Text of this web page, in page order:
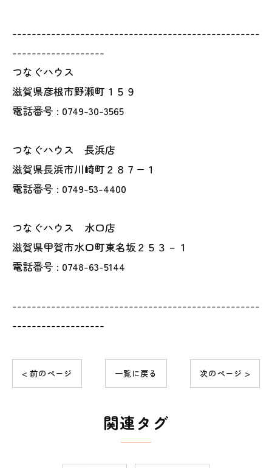
---------------------------------------------------
-------------------
つなぐハウス
滋賀県彦根市野瀬町１５９
電話番号 : 0749-30-3565
つなぐハウス 長浜店
滋賀県長浜市川崎町２８７−１
電話番号 : 0749-53-4400
つなぐハウス 水口店
滋賀県甲賀市水口町東名坂２５３－１
電話番号 : 0748-63-5144
---------------------------------------------------
-------------------
< 前のページ 一覧に戻る 次のページ >
関連タグ